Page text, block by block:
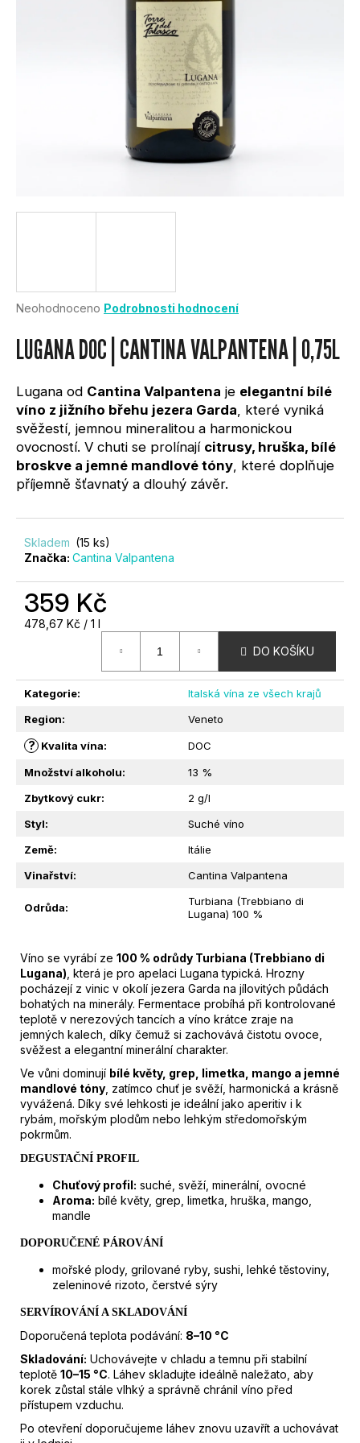
Průměrné
produktu
z
5
hvězdiček.
Neohodnoceno Podrobnosti hodnocení
LUGANA DOC | CANTINA VALPANTENA | 0,75L
Lugana od Cantina Valpantena je elegantní bílé
víno z jižního břehu jezera Garda , které vyniká
svěžestí, jemnou mineralitou a harmonickou
ovocností. V chuti se prolínají citrusy, hruška, bílé
broskve a jemné mandlové tóny , které doplňuje
příjemně šťavnatý a dlouhý závěr.
Skladem (15 ks)
Značka: Cantina Valpantena
359 Kč
Měrná
478,67 Kč / 1 l
DO KOŠÍKU
Kategorie:
Italská vína ze všech krajů
Region: Veneto
? Kvalita vína: DOC
Množství alkoholu:
13 %
Zbytkový cukr:
2 g/l
Styl:
Suché víno
Země:
Itálie
Vinařství: Cantina Valpantena
Odrůda:
Turbiana (Trebbiano di
Lugana) 100 %
Víno se vyrábí ze 100 % odrůdy Turbiana (Trebbiano di
Lugana) , která je pro apelaci Lugana typická. Hrozny
pocházejí z vinic v okolí jezera Garda na jílovitých půdách
bohatých na minerály. Fermentace probíhá při kontrolované
teplotě v nerezových tancích a víno krátce zraje na
jemných kalech, díky čemuž si zachovává čistotu ovoce,
svěžest a elegantní minerální charakter.
Ve vůni dominují bílé květy, grep, limetka, mango a jemné
mandlové tóny , zatímco chuť je svěží, harmonická a krásně
vyvážená. Díky své lehkosti je ideální jako aperitiv i k
rybám, mořským plodům nebo lehkým středomořským
pokrmům.
DEGUSTAČNÍ PROFIL
Chuťový profil: suché, svěží, minerální, ovocné
Aroma: bílé květy, grep, limetka, hruška, mango,
mandle
DOPORUČENÉ PÁROVÁNÍ
mořské plody, grilované ryby, sushi, lehké těstoviny,
zeleninové rizoto, čerstvé sýry
SERVÍROVÁNÍ A SKLADOVÁNÍ
Doporučená teplota podávání: 8–10 °C
Skladování: Uchovávejte v chladu a temnu při stabilní
teplotě 10–15 °C. Láhev skladujte ideálně naležato, aby
korek zůstal stále vlhký a správně chránil víno před
přístupem vzduchu.
Po otevření doporučujeme láhev znovu uzavřít a uchovávat
N
Í
T
?
HLEDAT
U
ZELENÉ
OLIVY
DOLCI
SLANÉM
Kč